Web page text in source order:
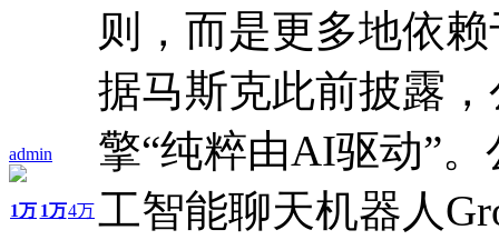
admin
1万 1万4万
则，而是更多地依
据马斯克此前披露
擎“纯粹由AI驱动”
工智能聊天机器人